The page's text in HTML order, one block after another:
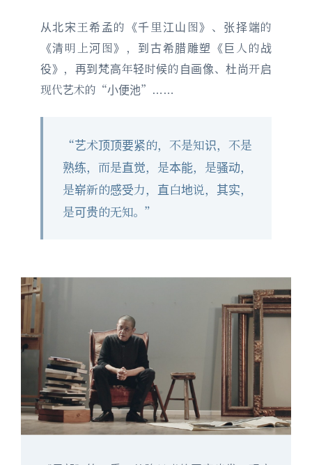
从北宋王希孟的《千里江山图》、张择端的
《清明上河图》，到古希腊雕塑《巨人的战
役》，再到梵高年轻时候的自画像、杜尚开启
现代艺术的“小便池”……
“艺术顶顶要紧的，不是知识，不是
熟练，而是直觉，是本能，是骚动，
是崭新的感受力，直白地说，其实，
是可贵的无知。”